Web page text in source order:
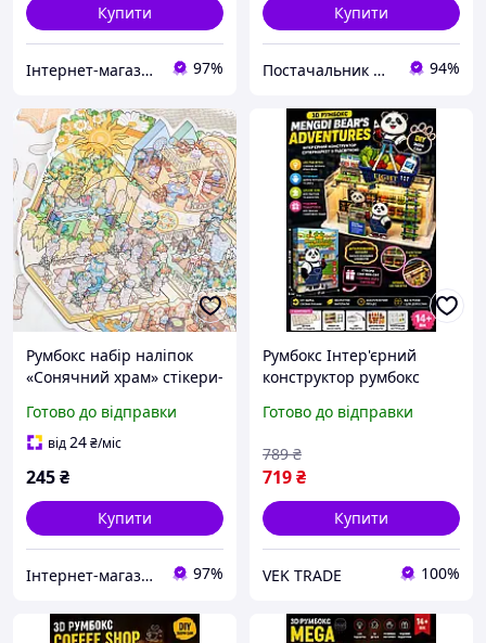
Купити
Інтернет-магазин "Три карася" 97%
Купити
Постачальник Дроп 94%
Румбокс набір наліпок
«Сонячний храм» стікери-
антістрес, декор,
скрапбукінг
Готово до відправки
від24₴/міс
245₴
Купити
Інтернет-магазин "Три карася" 97%
Румбокс Інтер'єрний
конструктор румбокс
румбокс Набір для
Румбокс із підсвіткою
Готово до відправки
719₴
789 ₴
Купити
VEK TRADE 100%